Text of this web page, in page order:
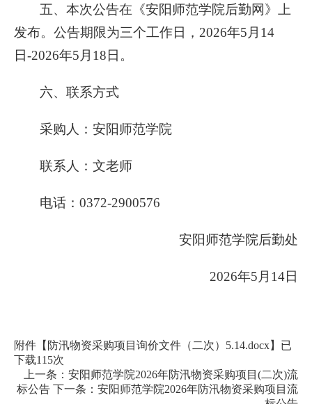
五、本次公告在《安阳师范学院后勤网》上
发布。公告期限为三个工作日，2026年5月14
日-2026年5月18日。
六、联系方式
采购人：安阳师范学院
联系人：文老师
电话：0372-2900576
安阳师范学院后勤处
2026年5月14日
附件【 防汛物资采购项目询价文件（二次）5.14.docx】已
下载115次
上一条： 安阳师范学院2026年防汛物资采购项目(二次)流
标公告 下一条： 安阳师范学院2026年防汛物资采购项目流